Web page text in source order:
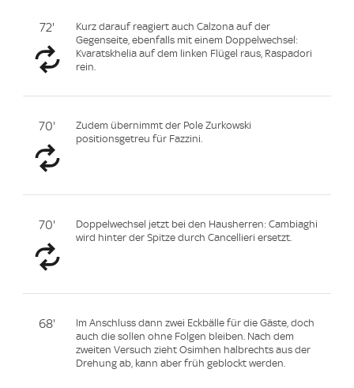
72'
Kurz darauf reagiert auch Calzona auf der
Gegenseite, ebenfalls mit einem Doppelwechsel:
Kvaratskhelia auf dem linken Flügel raus, Raspadori
rein.
70'
Zudem übernimmt der Pole Zurkowski
positionsgetreu für Fazzini.
70'
Doppelwechsel jetzt bei den Hausherren: Cambiaghi
wird hinter der Spitze durch Cancellieri ersetzt.
68'
Im Anschluss dann zwei Eckbälle für die Gäste, doch
auch die sollen ohne Folgen bleiben. Nach dem
zweiten Versuch zieht Osimhen halbrechts aus der
Drehung ab, kann aber früh geblockt werden.